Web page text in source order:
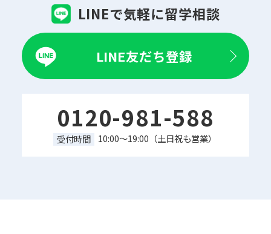
LINEで気軽に留学相談
LINE友だち登録
0120-981-588
受付時間 10:00～19:00（土日祝も営業）